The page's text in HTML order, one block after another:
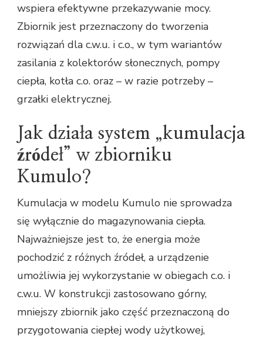
wspiera efektywne przekazywanie mocy.
Zbiornik jest przeznaczony do tworzenia
rozwiązań dla c.w.u. i c.o., w tym wariantów
zasilania z kolektorów słonecznych, pompy
ciepła, kotła c.o. oraz – w razie potrzeby –
grzałki elektrycznej.
Jak działa system „kumulacja
źródeł” w zbiorniku
Kumulo?
Kumulacja w modelu Kumulo nie sprowadza
się wyłącznie do magazynowania ciepła.
Najważniejsze jest to, że energia może
pochodzić z różnych źródeł, a urządzenie
umożliwia jej wykorzystanie w obiegach c.o. i
c.w.u. W konstrukcji zastosowano górny,
mniejszy zbiornik jako część przeznaczoną do
przygotowania ciepłej wody użytkowej,